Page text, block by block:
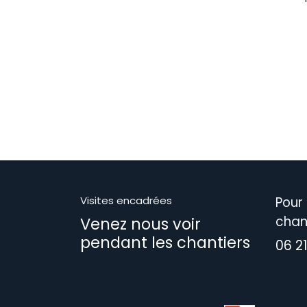
Visites encadrées
Venez nous voir
pendant les chantiers
06